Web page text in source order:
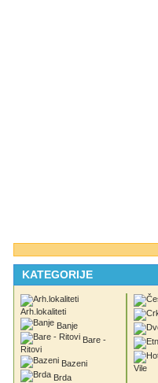
KATEGORIJE
Arh.lokaliteti
Banje
Bare -
Ritovi
Bazeni
Brda
Vile